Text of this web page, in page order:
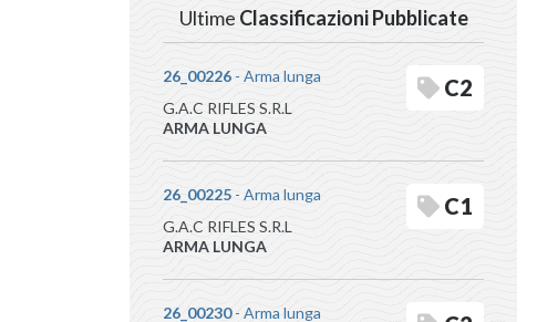
Ultime Classificazioni Pubblicate
26_00226 - Arma lunga
G.A.C RIFLES S.R.L
ARMA LUNGA
C2
26_00225 - Arma lunga
G.A.C RIFLES S.R.L
ARMA LUNGA
C1
26_00230- Arma lunga